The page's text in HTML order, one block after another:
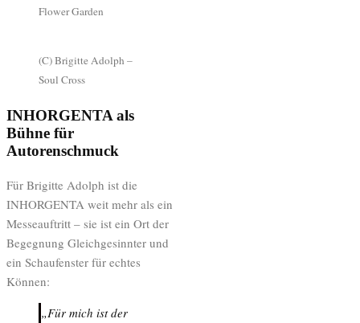
Flower Garden
(C) Brigitte Adolph –
Soul Cross
INHORGENTA als
Bühne für
Autorenschmuck
Für Brigitte Adolph ist die
INHORGENTA weit mehr als ein
Messeauftritt – sie ist ein Ort der
Begegnung Gleichgesinnter und
ein Schaufenster für echtes
Können:
„Für mich ist der